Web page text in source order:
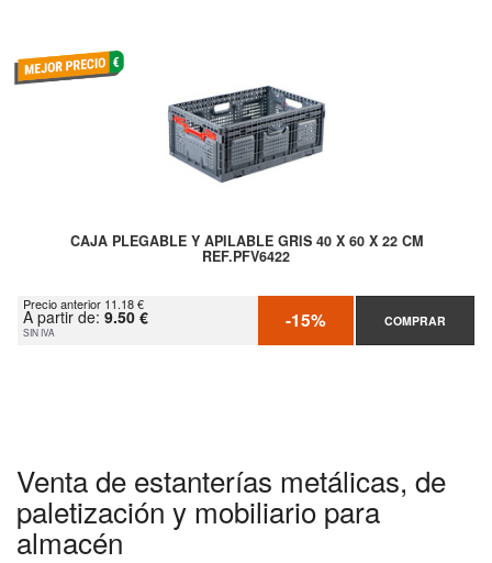
CAJA PLEGABLE Y APILABLE GRIS 40 X 60 X 22 CM
REF.PFV6422
Precio anterior 11.18 €
A partir de: 9.50 €
SIN IVA -15% COMPRAR
Venta de estanterías metálicas, de
paletización y mobiliario para
almacén